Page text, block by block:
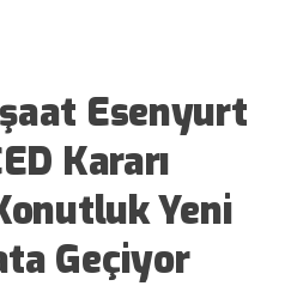
Esenyurt
Kararı
Yeni
Geçiyor